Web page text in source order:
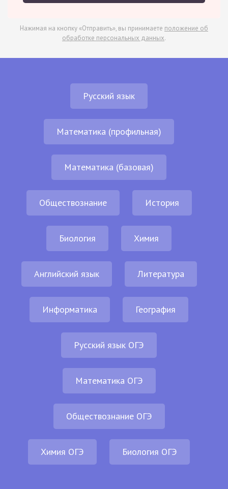
Нажимая на кнопку «Отправить», вы принимаете положение об
обработке персональных данных.
Русский язык
Математика (профильная)
Математика (базовая)
Обществознание История
Биология Химия
Английский язык Литература
Информатика География
Русский язык ОГЭ
Математика ОГЭ
Обществознание ОГЭ
Химия ОГЭ Биология ОГЭ